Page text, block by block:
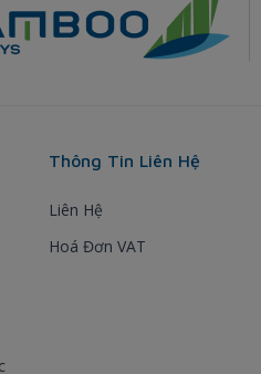
Thông Tin Liên Hệ
Liên Hệ
Hoá Đơn VAT